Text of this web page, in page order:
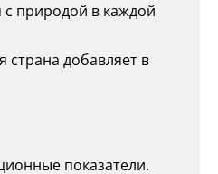
природой в каждой
добавляет в
показатели.